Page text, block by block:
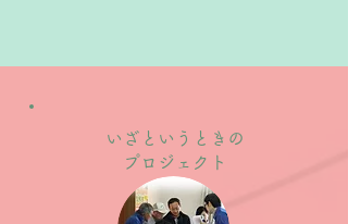
いざというときの
プロジェクト